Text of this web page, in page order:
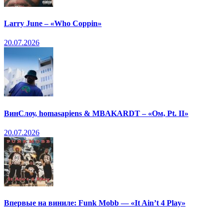
Larry June – «Who Coppin»
20.07.2026
ВинСлоу, homasapiens & MBAKARDT – «Ом, Pt. II»
20.07.2026
Впервые на виниле: Funk Mobb — «It Ain’t 4 Play»